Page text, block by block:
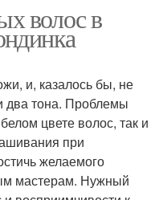
волос в
и, казалось бы, не
два тона. Проблемы
цвете волос, так и
при
желаемого
мастерам. Нужный